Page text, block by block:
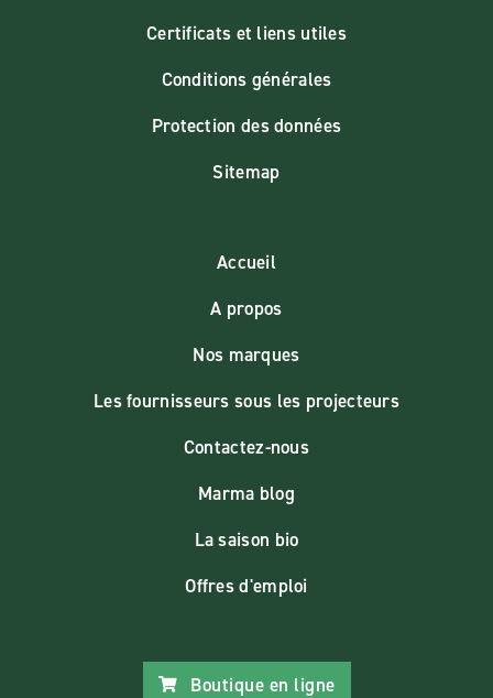
Certificats et liens utiles
Conditions générales
Protection des données
Sitemap
Accueil
A propos
Nos marques
Les fournisseurs sous les projecteurs
Contactez-nous
Marma blog
La saison bio
Offres d'emploi
Boutique en ligne